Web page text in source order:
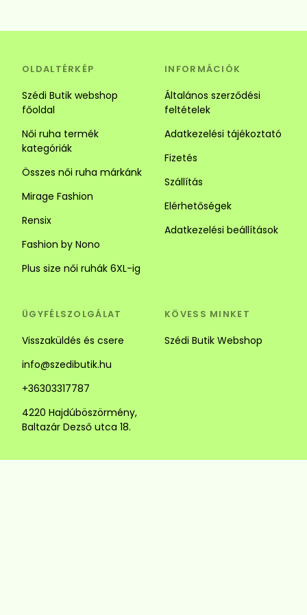
OLDALTÉRKÉP
Szédi Butik webshop
főoldal
Női ruha termék
kategóriák
Összes női ruha márkánk
Mirage Fashion
Rensix
Fashion by Nono
Plus size női ruhák 6XL-ig
INFORMÁCIÓK
Általános szerződési
feltételek
Adatkezelési tájékoztató
Fizetés
Szállítás
Elérhetőségek
Adatkezelési beállítások
ÜGYFÉLSZOLGÁLAT
Visszaküldés és csere
info@szedibutik.hu
+36303317787
4220 Hajdúböszörmény,
Baltazár Dezső utca 18.
KÖVESS MINKET
Szédi Butik Webshop